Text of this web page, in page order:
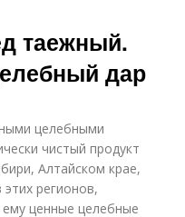
таежный.
дар
целебными
чистый продукт
Алтайском крае,
регионов,
ему ценные целебные